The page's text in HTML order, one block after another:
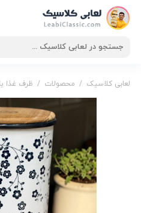
لعابی کلاسیک / محصولات / ظرف غذا
بانکه پاسماوری,بانکه فلزی,
پاسماوری,جا